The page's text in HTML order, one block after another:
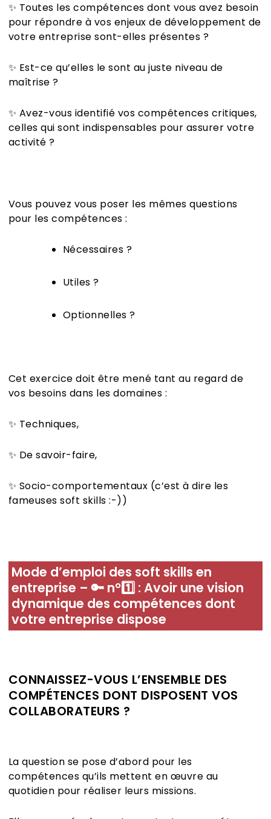
✨ Toutes les compétences dont vous avez besoin
pour répondre à vos enjeux de développement de
votre entreprise sont-elles présentes ?
✨ Est-ce qu’elles le sont au juste niveau de
maîtrise ?
✨ Avez-vous identifié vos compétences critiques,
celles qui sont indispensables pour assurer votre
activité ?
Vous pouvez vous poser les mêmes questions
pour les compétences :
Nécessaires ?
Utiles ?
Optionnelles ?
Cet exercice doit être mené tant au regard de
vos besoins dans les domaines :
✨ Techniques,
✨ De savoir-faire,
✨ Socio-comportementaux (c’est à dire les
fameuses soft skills :-))
Mode d’emploi des soft skills en
entreprise – 🔑n°1️⃣: Avoir une vision
dynamique des compétences dont
votre entreprise dispose
CONNAISSEZ-VOUS L’ENSEMBLE DES
COMPÉTENCES DONT DISPOSENT VOS
COLLABORATEURS ?
La question se pose d’abord pour les
compétences qu’ils mettent en œuvre au
quotidien pour réaliser leurs missions.